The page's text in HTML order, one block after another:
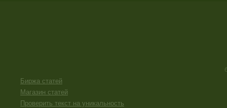
Биржа статей
Магазин статей
Проверить текст на уникальность